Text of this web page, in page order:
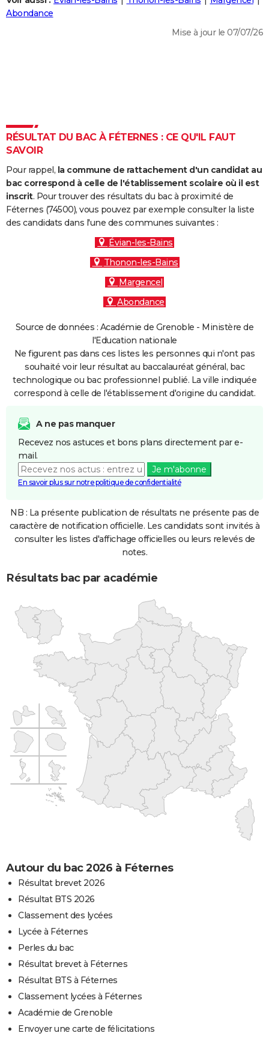
Destinations
City break
Voyage nature
Voyage de noces
Forum
Climat
+
PHOTO
Dictionnaire
Biographies
Citations
Expressions
Proverbes
PROGRAMME TV
S'inscrire
Se connecter
Lycées
Collèges
Primaires
Universités
Entreprises
Service militaire
Avis de recherche
AVIS DE DÉCÈS
FORUM
Abondance
Mise à jour le 07/07/26
RÉSULTAT DU BAC À FÉTERNES : CE QU'IL FAUT
SAVOIR
Pour rappel, la commune de rattachement d'un candidat au
bac correspond à celle de l'établissement scolaire où il est
inscrit. Pour trouver des résultats du bac à proximité de
Féternes (74500), vous pouvez par exemple consulter la liste
des candidats dans l'une des communes suivantes :
Évian-les-Bains
Thonon-les-Bains
Margencel
Abondance
Source de données : Académie de Grenoble - Ministère de
l'Education nationale
Ne figurent pas dans ces listes les personnes qui n'ont pas
souhaité voir leur résultat au baccalauréat général, bac
technologique ou bac professionnel publié. La ville indiquée
correspond à celle de l'établissement d'origine du candidat.
A ne pas manquer
Recevez nos astuces et bons plans directement par e-
mail.
Je m'abonne
En savoir plus sur notre politique de confidentialité
NB : La présente publication de résultats ne présente pas de
caractère de notification officielle. Les candidats sont invités à
consulter les listes d'affichage officielles ou leurs relevés de
notes.
Résultats bac par académie
Autour du bac 2026 à Féternes
Résultat brevet 2026
Résultat BTS 2026
Classement des lycées
Lycée à Féternes
Perles du bac
Résultat brevet à Féternes
Résultat BTS à Féternes
Classement lycées à Féternes
Académie de Grenoble
Envoyer une carte de félicitations